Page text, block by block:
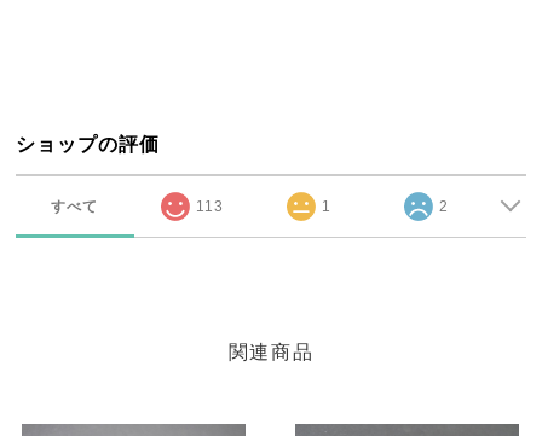
ショップの評価
すべて 113 1 2
関連商品